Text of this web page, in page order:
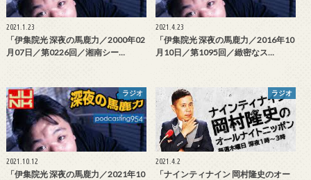
2021.1.23
「伊集院光 深夜の馬鹿力／2000年02
月07日／第0226回／湘南シー…
2021.4.23
「伊集院光 深夜の馬鹿力／2016年10
月10日／第1095回／緻密なス…
ラジオ
2021.10.12
「伊集院光 深夜の馬鹿力／2021年10
ラジオ
2021.4.2
「ナインティナイン 岡村隆史のオー